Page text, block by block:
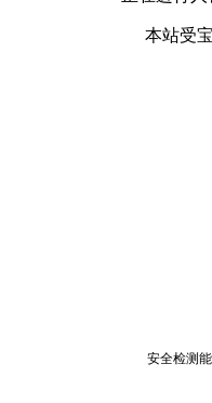
本站受
安全检测